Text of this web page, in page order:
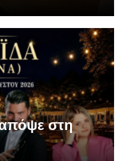
στη